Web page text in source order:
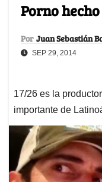
Porno
Por Juan Sebastián
SEP 29, 2014
17/26 es la
importante de